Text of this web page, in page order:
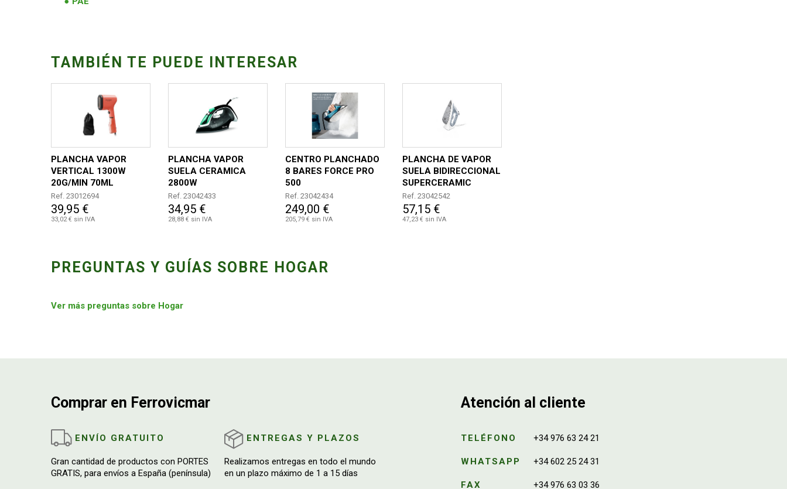
TAMBIÉN TE PUEDE INTERESAR
PLANCHA VAPOR
VERTICAL 1300W
20G/MIN 70ML
Ref. 23012694
39,95 €
33,02 € sin IVA
PLANCHA VAPOR
SUELA CERAMICA
2800W
Ref. 23042433
34,95 €
28,88 € sin IVA
CENTRO PLANCHADO
8 BARES FORCE PRO
500
Ref. 23042434
249,00 €
205,79 € sin IVA
PLANCHA DE VAPOR
SUELA BIDIRECCIONAL
SUPERCERAMIC
2400W
Ref. 23042542
57,15 €
47,23 € sin IVA
PREGUNTAS Y GUÍAS SOBRE HOGAR
Ver más preguntas sobre Hogar
Comprar en Ferrovicmar
ENVÍO GRATUITO
Gran cantidad de productos con PORTES
GRATIS, para envíos a España (península)
ENTREGAS Y PLAZOS
Realizamos entregas en todo el mundo
en un plazo máximo de 1 a 15 días
Atención al cliente
TELÉFONO +34 976 63 24 21
WHATSAPP +34 602 25 24 31
FAX +34 976 63 03 36